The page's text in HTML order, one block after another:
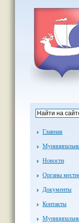
Главная
Новости
Органы
Документы
Контакты